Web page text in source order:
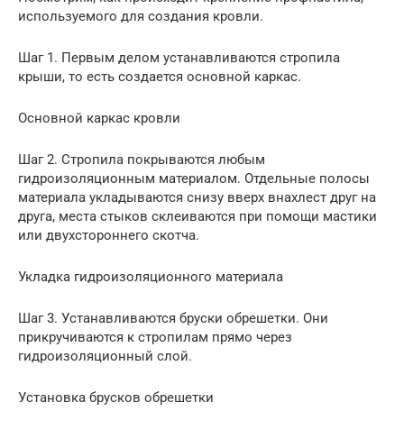
используемого для создания кровли.
Шаг 1. Первым делом устанавливаются стропила
крыши, то есть создается основной каркас.
Основной каркас кровли
Шаг 2. Стропила покрываются любым
гидроизоляционным материалом. Отдельные полосы
материала укладываются снизу вверх внахлест друг на
друга, места стыков склеиваются при помощи мастики
или двухстороннего скотча.
Укладка гидроизоляционного материала
Шаг 3. Устанавливаются бруски обрешетки. Они
прикручиваются к стропилам прямо через
гидроизоляционный слой.
Установка брусков обрешетки